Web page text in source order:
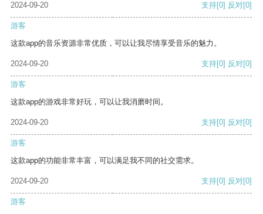
2024-09-20 支持[0] 反对[0]
游客
这款app的音乐资源非常优质，可以让我尽情享受音乐的魅力。
2024-09-20 支持[0] 反对[0]
游客
这款app的游戏非常好玩，可以让我消磨时间。
2024-09-20 支持[0] 反对[0]
游客
这款app的功能非常丰富，可以满足我不同的社交需求。
2024-09-20 支持[0] 反对[0]
游客